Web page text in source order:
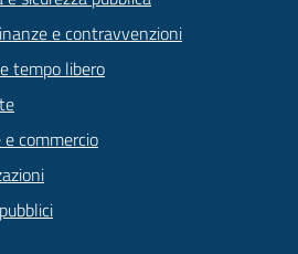
e contravvenzioni
tempo libero
e commercio